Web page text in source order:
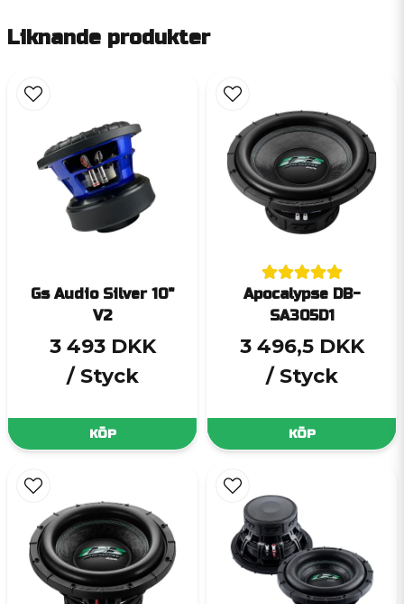
Liknande produkter
Gs Audio Silver 10"
V2
3 493 DKK
/ Styck
KÖP
Apocalypse DB-
SA305D1
3 496,5 DKK
/ Styck
KÖP